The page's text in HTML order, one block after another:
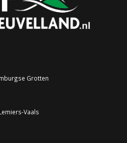
Grotten
Vaals